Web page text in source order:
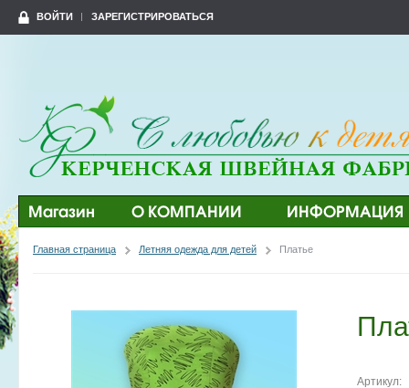
ВОЙТИ ЗАРЕГИСТРИРОВАТЬСЯ
Магазин О КОМПАНИИ ИНФОРМАЦИЯ
Главная страница Летняя одежда для детей Платье
Артикул: